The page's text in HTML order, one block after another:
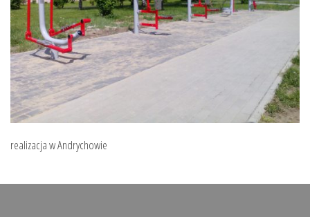
realizacja w Andrychowie